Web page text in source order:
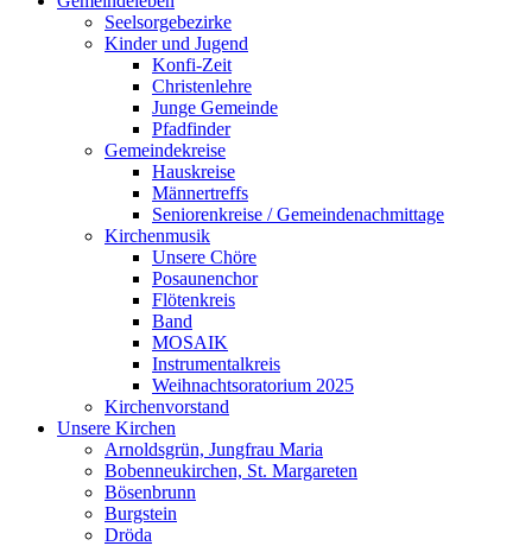
Seelsorgebezirke
Kinder und Jugend
Konfi-Zeit
Christenlehre
Junge Gemeinde
Pfadfinder
Gemeindekreise
Hauskreise
Männertreffs
Seniorenkreise / Gemeindenachmittage
Kirchenmusik
Unsere Chöre
Posaunenchor
Flötenkreis
Band
MOSAIK
Instrumentalkreis
Weihnachtsoratorium 2025
Kirchenvorstand
Unsere Kirchen
Arnoldsgrün, Jungfrau Maria
Bobenneukirchen, St. Margareten
Bösenbrunn
Burgstein
Dröda